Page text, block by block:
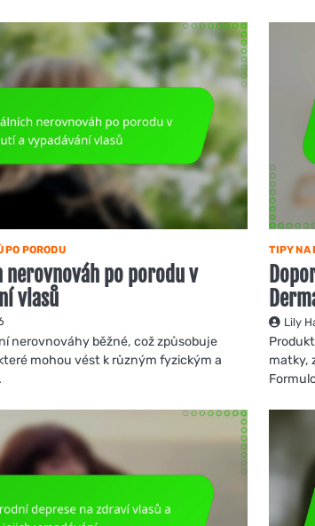
PORODU
nerovnováh po porodu v
vlasů
nerovnováhy běžné, což způsobuje
mohou vést k různým fyzickým a
TIPY NA
Lily
matky,